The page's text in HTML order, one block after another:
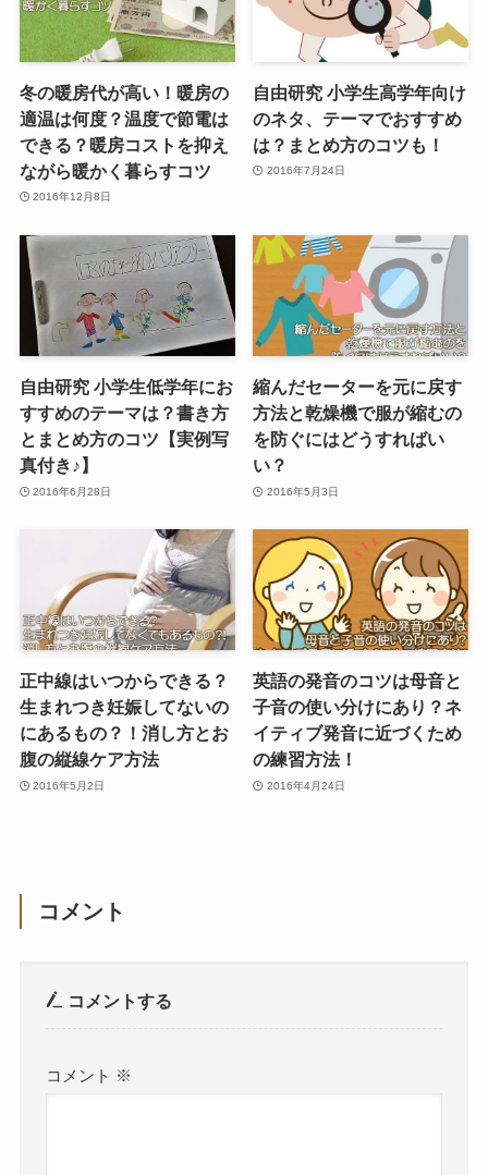
冬の暖房代が高い！暖房の
適温は何度？温度で節電は
できる？暖房コストを抑え
ながら暖かく暮らすコツ
2016年12月8日
自由研究 小学生高学年向け
のネタ、テーマでおすすめ
は？まとめ方のコツも！
2016年7月24日
自由研究 小学生低学年にお
すすめのテーマは？書き方
とまとめ方のコツ【実例写
真付き♪】
2016年6月28日
縮んだセーターを元に戻す
方法と乾燥機で服が縮むの
を防ぐにはどうすればい
い？
2016年5月3日
正中線はいつからできる？
生まれつき妊娠してないの
にあるもの？！消し方とお
腹の縦線ケア方法
2016年5月2日
英語の発音のコツは母音と
子音の使い分けにあり？ネ
イティブ発音に近づくため
の練習方法！
2016年4月24日
コメント
コメントする
コメント ※